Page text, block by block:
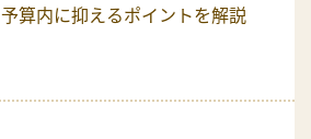
予算内に抑えるポイントを解説